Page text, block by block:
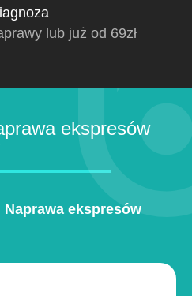
lub już od 69zł
ekspresów
Naprawa ekspresów